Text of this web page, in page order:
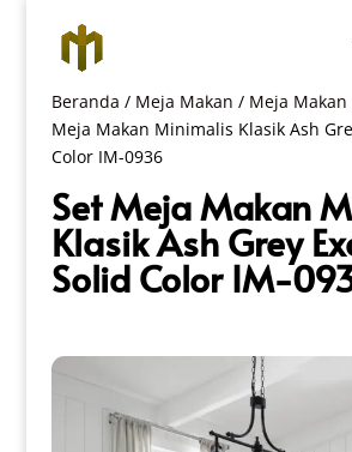
Beranda / Meja Makan / Meja
Meja Makan Minimalis Klasik Ash
Color IM-0936
Set Meja Makan
Klasik Ash Grey
Solid Color IM-